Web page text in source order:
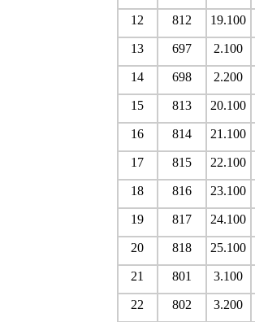
12
812 19.100
13
697 2.100
14
698 2.200
15
813 20.100
16
814 21.100
17
815 22.100
18
816 23.100
19
817 24.100
20
818 25.100
21
801 3.100
22
802 3.200